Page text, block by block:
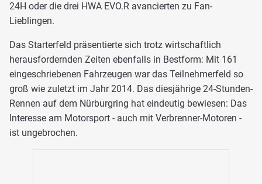
24H oder die drei HWA EVO.R avancierten zu Fan-
Lieblingen.
Das Starterfeld präsentierte sich trotz wirtschaftlich
herausfordernden Zeiten ebenfalls in Bestform: Mit 161
eingeschriebenen Fahrzeugen war das Teilnehmerfeld so
groß wie zuletzt im Jahr 2014. Das diesjährige 24-Stunden-
Rennen auf dem Nürburgring hat eindeutig bewiesen: Das
Interesse am Motorsport - auch mit Verbrenner-Motoren -
ist ungebrochen.